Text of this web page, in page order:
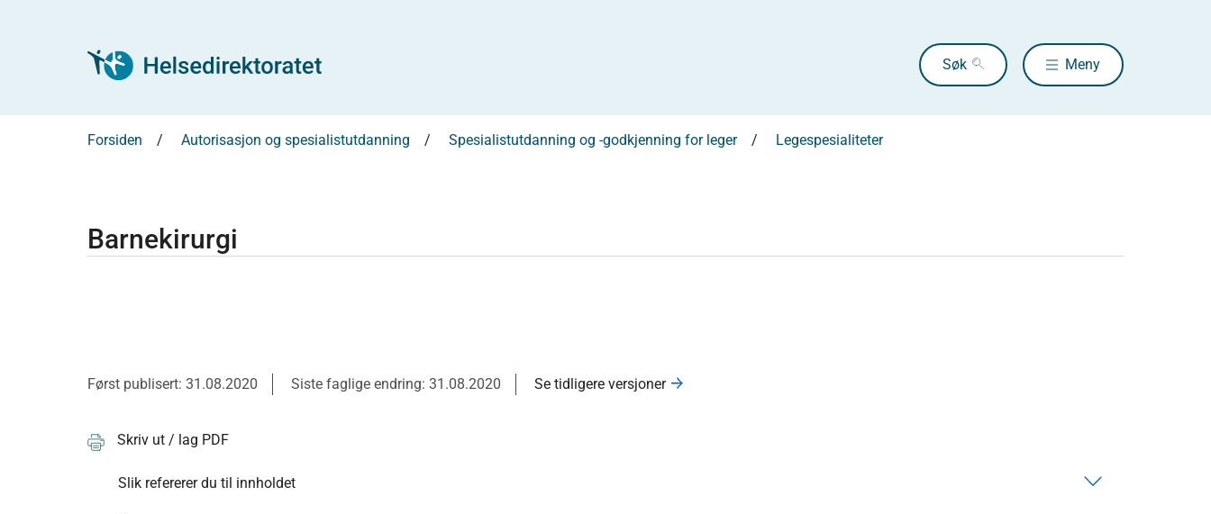
Søk Meny
Forsiden Autorisasjon og spesialistutdanning Spesialistutdanning og -godkjenning for leger Legespesialiteter
Barnekirurgi
Først publisert: 31.08.2020 Siste faglige endring: 31.08.2020 Se tidligere versjoner
Skriv ut / lag PDF
Slik refererer du til innholdet